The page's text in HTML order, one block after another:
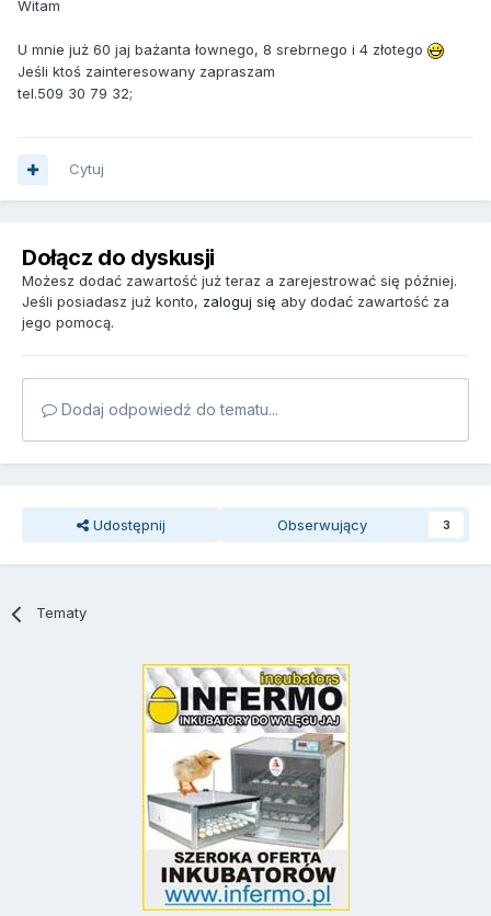
Witam
U mnie już 60 jaj bażanta łownego, 8 srebrnego i 4 złotego
Jeśli ktoś zainteresowany zapraszam
tel.509 30 79 32;
Cytuj
Dołącz do dyskusji
Możesz dodać zawartość już teraz a zarejestrować się później.
Jeśli posiadasz już konto, zaloguj się aby dodać zawartość za
jego pomocą.
Dodaj odpowiedź do tematu...
Udostępnij Obserwujący 3
Tematy